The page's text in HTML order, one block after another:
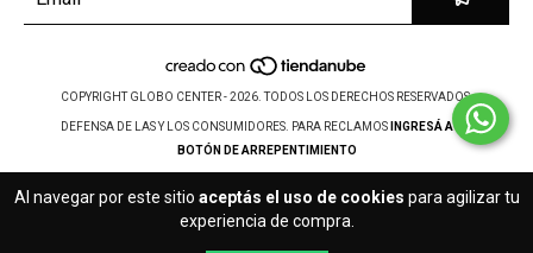
Al navegar por este sitio aceptás el uso de cookies para agilizar tu
experiencia de compra.
COPYRIGHT GLOBO CENTER - 2026. TODOS LOS DERECHOS RESERVADOS.
DEFENSA DE LAS Y LOS CONSUMIDORES. PARA RECLAMOS
INGRESÁ ACÁ.
BOTÓN DE ARREPENTIMIENTO